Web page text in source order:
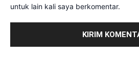
untuk lain kali saya berkomentar.